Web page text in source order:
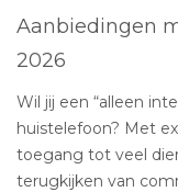
Aanbiedingen
2026
Wil jij een “alleen
huistelefoon? Met
toegang tot veel
terugkijken van